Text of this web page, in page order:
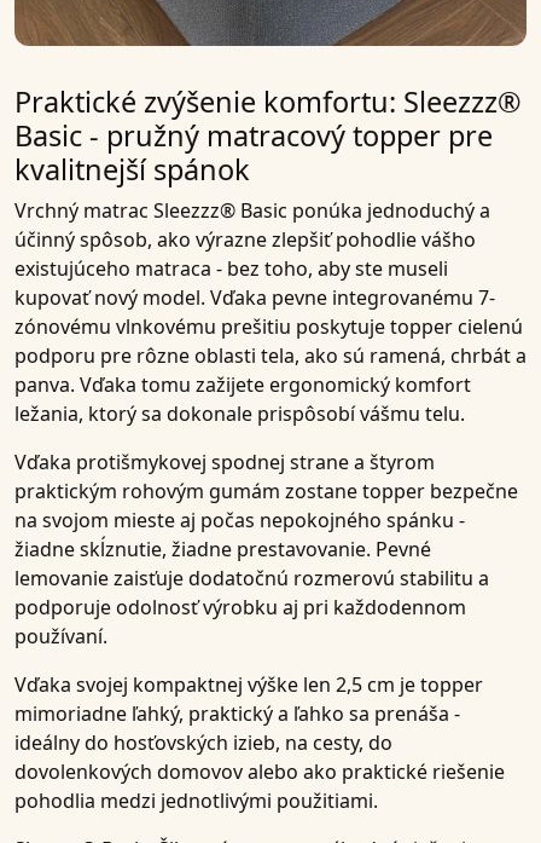
Praktické zvýšenie komfortu: Sleezzz®
Basic - pružný matracový topper pre
kvalitnejší spánok
Vrchný matrac Sleezzz® Basic ponúka jednoduchý a
účinný spôsob, ako výrazne zlepšiť pohodlie vášho
existujúceho matraca - bez toho, aby ste museli
kupovať nový model. Vďaka pevne integrovanému 7-
zónovému vlnkovému prešitiu poskytuje topper cielenú
podporu pre rôzne oblasti tela, ako sú ramená, chrbát a
panva. Vďaka tomu zažijete ergonomický komfort
ležania, ktorý sa dokonale prispôsobí vášmu telu.
Vďaka protišmykovej spodnej stranea štyrom
praktickým rohovým gumám zostane topper bezpečne
na svojom mieste aj počas nepokojného spánku -
žiadne skĺznutie, žiadne prestavovanie. Pevné
lemovaniezaisťuje dodatočnú rozmerovú stabilitu a
podporuje odolnosťvýrobku aj pri každodennom
používaní.
Vďaka svojej kompaktnej výške len 2,5 cm je topper
mimoriadne ľahký, praktický a ľahko sa prenáša -
ideálny do hosťovských izieb, na cesty, do
dovolenkových domovov alebo ako praktické riešenie
pohodlia medzi jednotlivými použitiami.